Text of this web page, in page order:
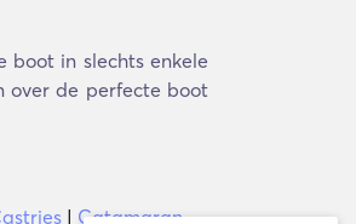
boot in slechts enkele
over de perfecte boot
| Catamaran